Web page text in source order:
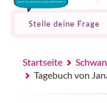
Stelle deine Frage
Startseite
Tagebuch von